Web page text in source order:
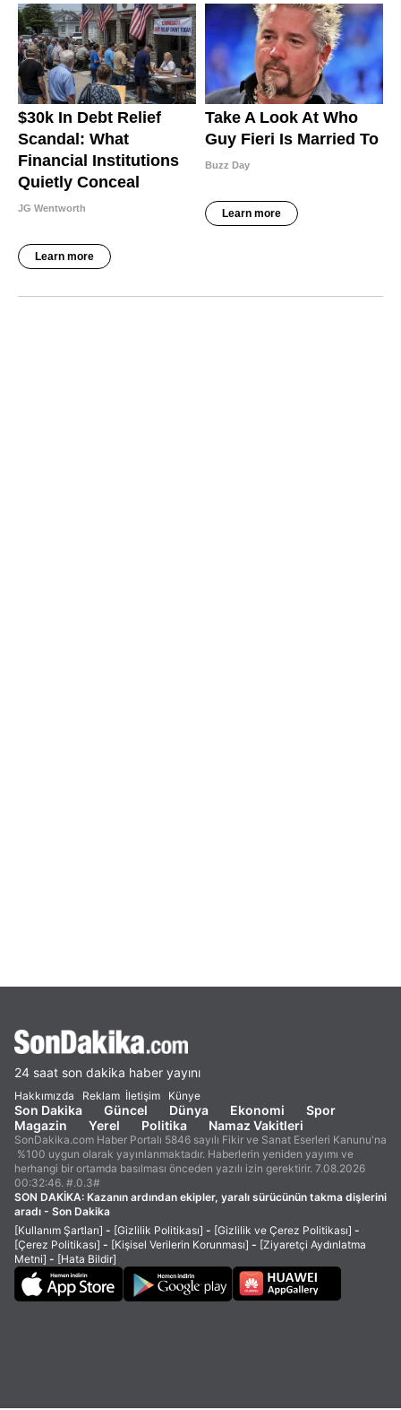
24 saat son dakika haber yayını
Hakkımızda Reklam İletişim Künye
Son Dakika Güncel Dünya Ekonomi
Spor
Magazin
Yerel Politika Namaz Vakitleri
SonDakika.com Haber Portalı 5846 sayılı Fikir ve Sanat Eserleri Kanunu'na
%100 uygun olarak yayınlanmaktadır. Haberlerin yeniden yayımı ve
herhangi bir ortamda basılması önceden yazılı izin gerektirir. 7.08.2026
00:32:46. #.0.3#
SON DAKİKA: Kazanın ardından ekipler, yaralı sürücünün takma dişlerini
aradı - Son Dakika
[Kullanım Şartları] - [Gizlilik Politikası] - [Gizlilik ve Çerez Politikası] -
[Çerez Politikası] - [Kişisel Verilerin Korunması] - [Ziyaretçi Aydınlatma
Metni] - [Hata Bildir]